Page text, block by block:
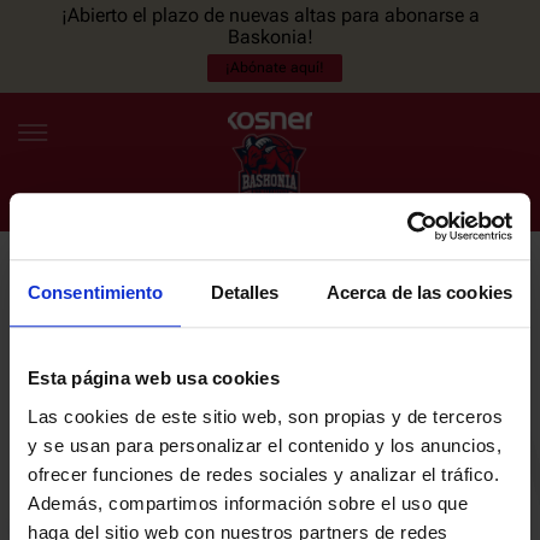
Consentimiento Detalles Acerca de las cookies
Esta página web usa cookies
Las cookies de este sitio web, son propias y de terceros
y se usan para personalizar el contenido y los anuncios,
ofrecer funciones de redes sociales y analizar el tráfico.
Además, compartimos información sobre el uso que
haga del sitio web con nuestros partners de redes
¡Abierto el plazo de nuevas altas para abonarse a
Baskonia!
¡Abónate aquí!
ES EU
NOTICIAS
PLANTILLA
ENTRADAS
NEWSLETTER
últimas noticias y promociones del club.
Email
He leído y acepto laPolítica de privacidaddel SASKI BASKONIA